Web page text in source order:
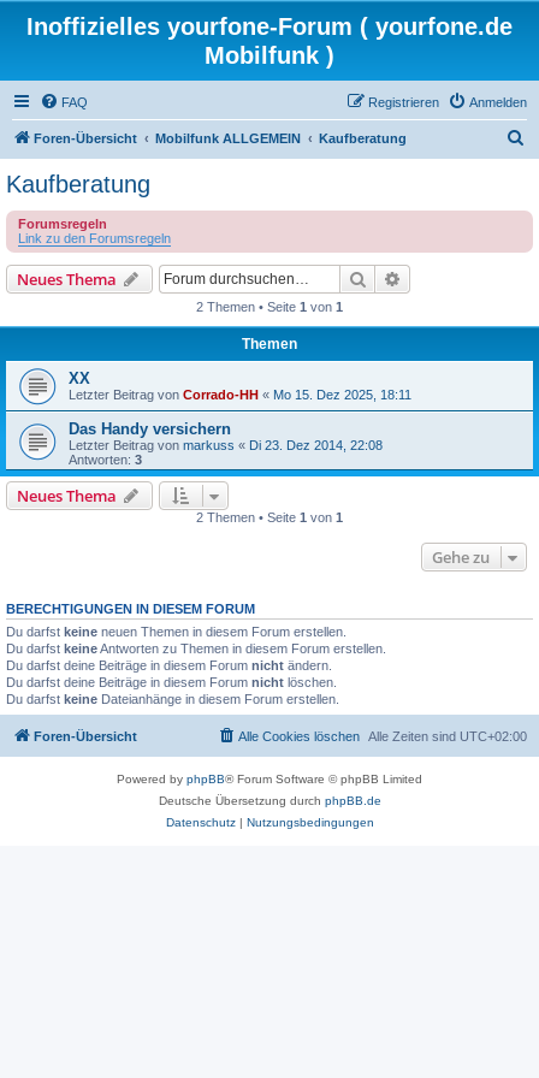
Inoffizielles yourfone-Forum ( yourfone.de
Mobilfunk )
FAQ Anmelden
Registrieren
Foren-Übersicht Mobilfunk ALLGEMEIN Kaufberatung
e
Kaufberatung
Forumsregeln
Link zu den Forumsregeln
Neues Thema Suche
2 Themen • Seite 1 von 1
Themen
XX
Letzter Beitrag von Corrado-HH « Mo 15. Dez 2025, 18:11
Das Handy versichern
Letzter Beitrag von markuss « Di 23. Dez 2014, 22:08
Antworten: 3
Neues Thema
2 Themen • Seite 1 von 1
Gehe zu
BERECHTIGUNGEN IN DIESEM FORUM
Du darfst keine neuen Themen in diesem Forum erstellen.
Du darfst keineAntworten zu Themen in diesem Forum erstellen.
Du darfst deine Beiträge in diesem Forum nicht ändern.
Du darfst deine Beiträge in diesem Forum nicht löschen.
Du darfst keine Dateianhänge in diesem Forum erstellen.
Foren-Übersicht Alle Zeiten sind UTC+02:00
Alle Cookies löschen
Powered by phpBB® Forum Software © phpBB Limited
Deutsche Übersetzung durch phpBB.de
Datenschutz| Nutzungsbedingungen